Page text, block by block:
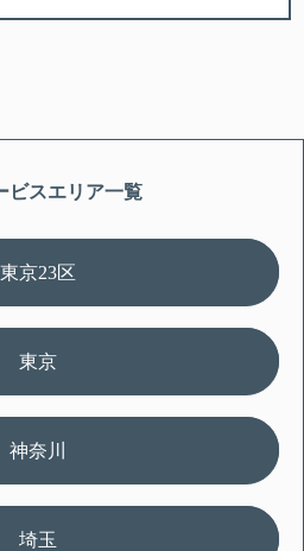
ビスエリア一覧
東京23区
東京
神奈川
埼玉